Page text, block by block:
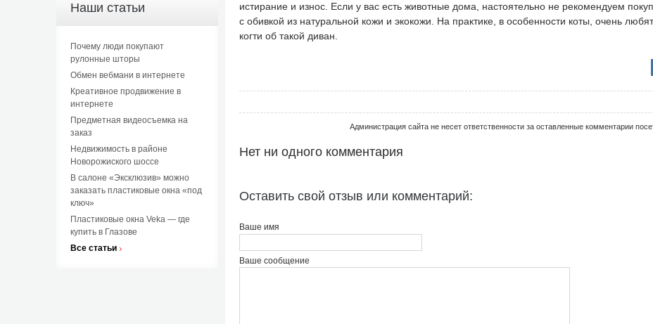
Наши статьи
Почему люди покупают
рулонные шторы
Обмен вебмани в интернете
Креативное продвижение в
интернете
Предметная видеосъемка на
заказ
Недвижимость в районе
Новорожиского шоссе
В салоне «Эксклюзив» можно
заказать пластиковые окна «под
ключ»
Пластиковые окна Veka — где
купить в Глазове
Все статьи
истирание и износ. Если у вас есть животные дома, настоятельно не рекомендуем
с обивкой из натуральной кожи и экокожи. На практике, в особенности коты, очень
когти об такой диван.
Администрация сайта не несет ответственности за оставленные комментарии
Нет ни одного комментария
Оставить свой отзыв или комментарий:
Ваше имя
Ваше сообщение